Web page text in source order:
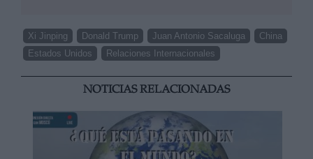
Xi Jinping Donald Trump Juan Antonio Sacaluga
China
Estados Unidos
Relaciones Internacionales
NOTICIAS RELACIONADAS